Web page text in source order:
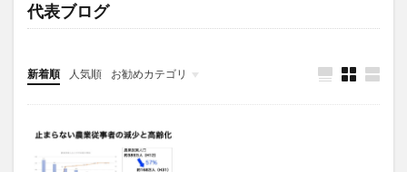
代表ブログ
新着順 人気順 お勧めカテゴリ
未分類